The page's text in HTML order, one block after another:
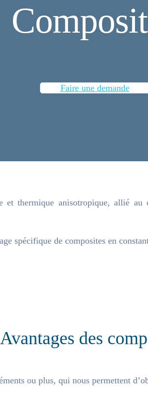
Faire une demande
et thermique anisotropique, allié
spécifique de composites en
Avantages des
ou plus, qui nous permettent